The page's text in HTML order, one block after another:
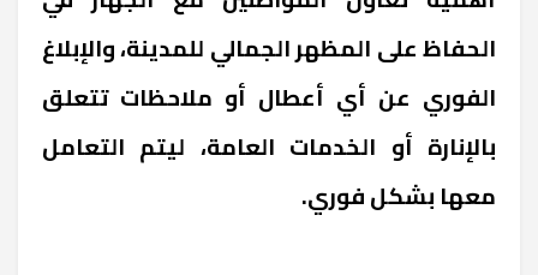
الحفاظ على المظهر الجمالي للمدينة، والإبلاغ
الفوري عن أي أعطال أو ملاحظات تتعلق
بالإنارة أو الخدمات العامة، ليتم التعامل
معها بشكل فوري.